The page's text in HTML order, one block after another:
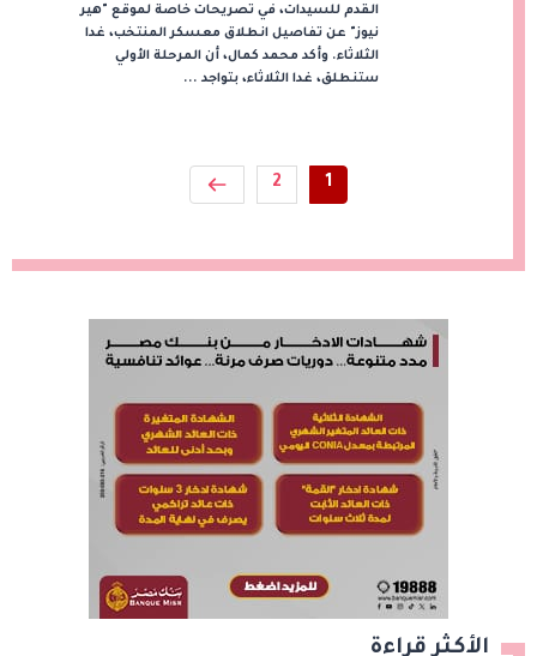
القدم للسيدات، في تصريحات خاصة لموقع "هير
نيوز" عن تفاصيل انطلاق معسكر المنتخب، غدا
الثلاثاء. وأكد محمد كمال، أن المرحلة الأولي
ستنطلق، غدا الثلاثاء، بتواجد ...
1
2
الأكثر قراءة